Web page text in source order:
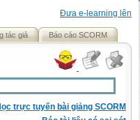
Đưa e-learning lên
tác giả Báo cáo SCORM
trực tuyến bài giảng SCORM